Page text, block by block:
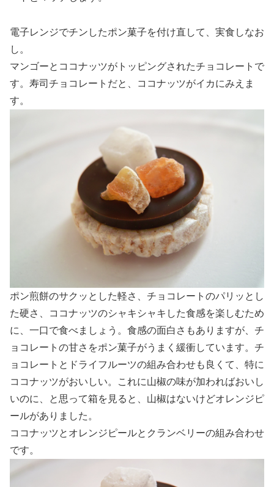
電子レンジでチンしたポン菓子を付け直して、実食しなお
し。
マンゴーとココナッツがトッピングされたチョコレートで
す。寿司チョコレートだと、ココナッツがイカにみえま
す。
ポン煎餅のサクッとした軽さ、チョコレートのパリッとし
た硬さ、ココナッツのシャキシャキした食感を楽しむため
に、一口で食べましょう。食感の面白さもありますが、チ
ョコレートの甘さをポン菓子がうまく緩衝しています。チ
ョコレートとドライフルーツの組み合わせも良くて、特に
ココナッツがおいしい。これに山椒の味が加わればおいし
いのに、と思って箱を見ると、山椒はないけどオレンジピ
ールがありました。
ココナッツとオレンジピールとクランベリーの組み合わせ
です。